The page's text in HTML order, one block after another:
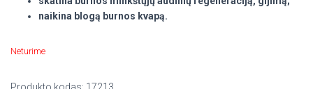
naikina blogą burnos kvapą.
Neturime